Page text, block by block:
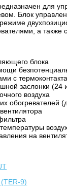
для
Блок
а также
блока
с
заслонки (24
воздуха
обогревателей
на
9)